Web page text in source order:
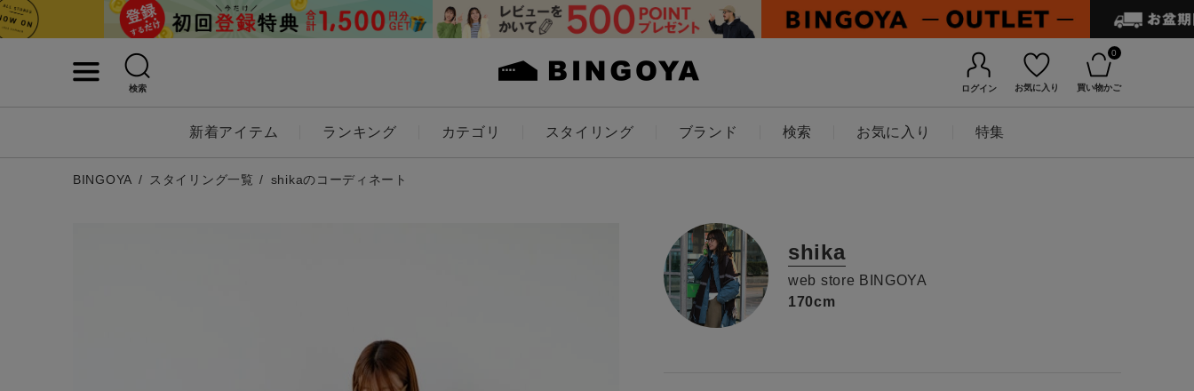
検索 ログイン お気に入り
0
買い物かご
新着アイテム ランキング カテゴリ スタイリング ブランド 検索 お気に入り 特集
キーワード
BINGOYA スタイリング一覧 shikaのコーディネート
shika
web store BINGOYA
170cm